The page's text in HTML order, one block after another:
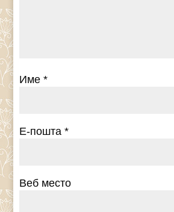
Име*
Е-пошта*
Веб место